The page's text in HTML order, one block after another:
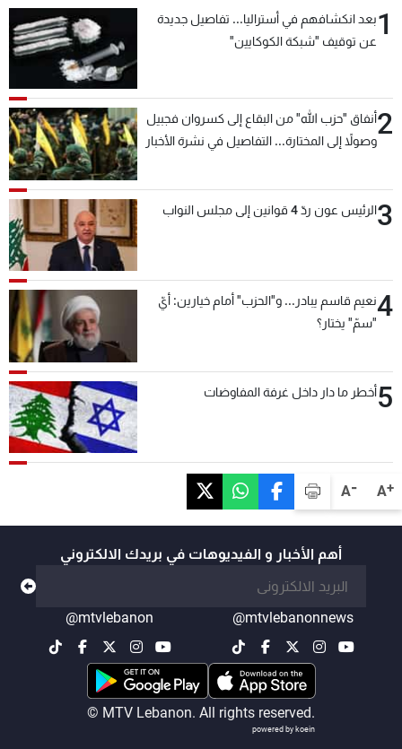
A+
A-
1بعد انكشافهم في أستراليا... تفاصيل جديدة
عن توقيف "شبكة الكوكايين"
2أنفاق "حزب الله" من البقاع إلى كسروان فجبيل
وصولاً إلى المختارة... التفاصيل في نشرة الأخبار
3الرئيس عون ردّ 4 قوانين إلى مجلس النواب
4نعيم قاسم يبادر... و"الحزب" أمام خيارين: أيّ
"سمّ" يختار؟
5أخطر ما دار داخل غرفة المفاوضات
أهم الأخبار و الفيديوهات في بريدك الالكتروني
@mtvlebanonnews
@mtvlebanon
© MTV Lebanon. All rights reserved.
powered by koein
عن MTV